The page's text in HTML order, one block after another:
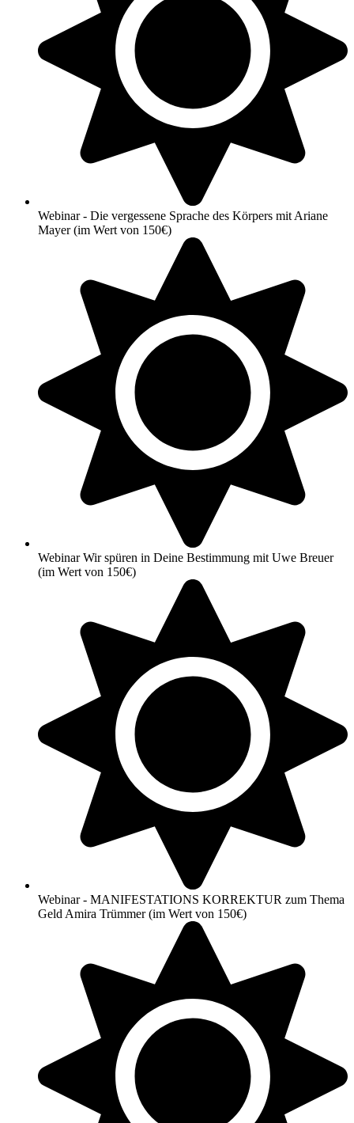
Webinar - Die vergessene Sprache des Körpers mit Ariane
Mayer (im Wert von 150€)
Webinar Wir spüren in Deine Bestimmung mit Uwe Breuer
(im Wert von 150€)
Webinar - MANIFESTATIONS KORREKTUR zum Thema
Geld Amira Trümmer (im Wert von 150€)